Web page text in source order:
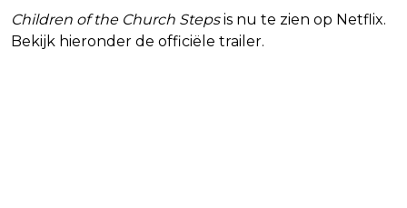
Children of the Church Stepsis nu te zien op Netflix.
Bekijk hieronder de officiële trailer.